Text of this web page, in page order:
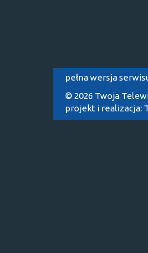
pełna wersja
© 2026 Twoja
projekt i realizacja: